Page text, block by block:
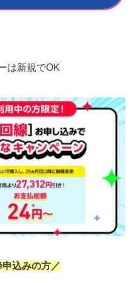
は新規でOK
込みの方／